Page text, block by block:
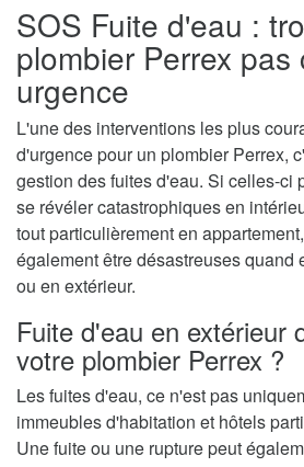
SOS Fuite d'eau :
plombier Perrex pas
urgence
L'une des interventions les plus
d'urgence pour un plombier Perrex,
gestion des fuites d'eau. Si celles-ci
se révéler catastrophiques en
tout particulièrement en
également être désastreuses quand
ou en extérieur.
Fuite d'eau en extérieur
votre plombier Perrex ?
Les fuites d'eau, ce n'est pas
immeubles d'habitation et hôtels
Une fuite ou une rupture peut